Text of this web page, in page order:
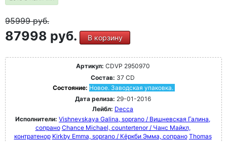
95999руб.
87998 руб. В корзину
Артикул: CDVP 2950970
Состав: 37 CD
Состояние: Новое. Заводская упаковка.
Дата релиза: 29-01-2016
Лейбл: Decca
Исполнители: Vishnevskaya Galina, soprano / Вишневская Галина,
сопрано Chance Michael, countertenor / Чанс Майкл,
контратенор Kirkby Emma, soprano / Кёркби Эмма, сопрано Thomas